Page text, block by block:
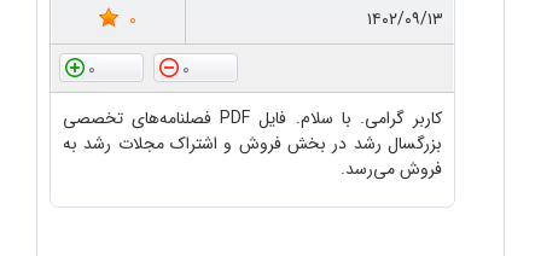
۱۴۰۲/۰۹/۱۳
0
0
0
کاربر گرامی. با سلام. فایل PDF فصلنامه‌های تخصصی
بزرگسال رشد در بخش فروش و اشتراک مجلات رشد به
فروش می‌رسد.